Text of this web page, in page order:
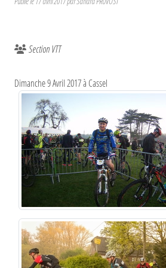
Section VTT
Dimanche 9 Avril 2017 à Cassel